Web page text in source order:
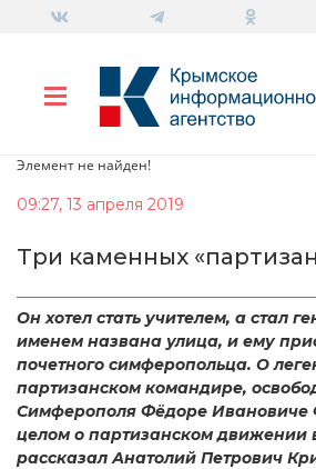
Элемент не найден!
09:27, 13 апреля 2019
Три каменных
Он хотел стать учителем, а стал
именем названа улица, и ему
почетного симферопольца. О
партизанском командире,
Симферополя Фёдоре Ивановиче
целом о партизанском
рассказал Анатолий Петрович